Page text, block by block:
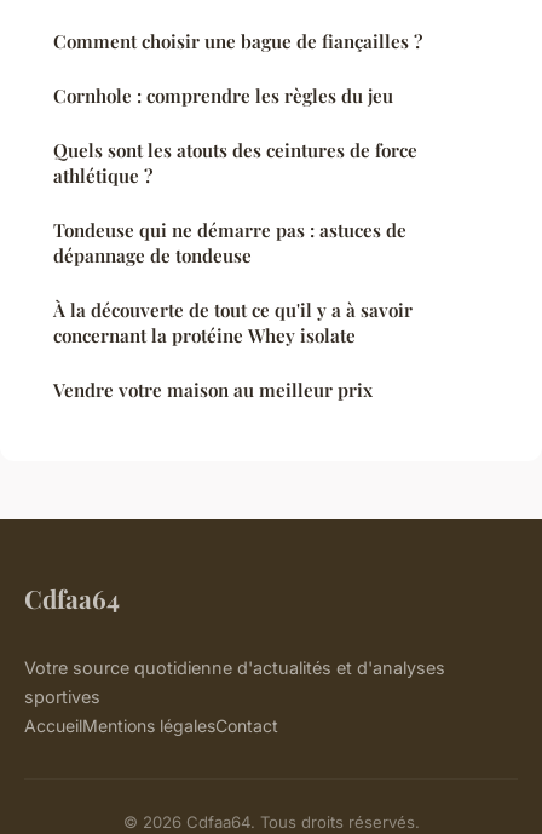
Comment choisir une bague de fiançailles ?
Cornhole : comprendre les règles du jeu
Quels sont les atouts des ceintures de force
athlétique ?
Tondeuse qui ne démarre pas : astuces de
dépannage de tondeuse
À la découverte de tout ce qu'il y a à savoir
concernant la protéine Whey isolate
Vendre votre maison au meilleur prix
Cdfaa64
Votre source quotidienne d'actualités et d'analyses
sportives
AccueilMentions légalesContact
© 2026 Cdfaa64. Tous droits réservés.